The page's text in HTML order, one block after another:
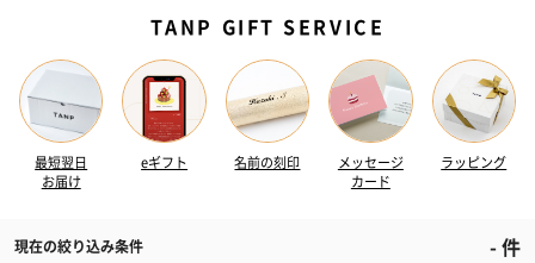
TANP GIFT SERVICE
最短翌日
お届け
eギフト 名前の刻印
メッセージ
カード
ラッピング
現在の絞り込み条件 -件